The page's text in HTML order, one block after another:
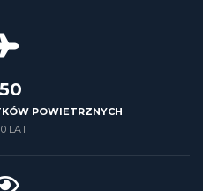
POWIETRZNYCH
LAT